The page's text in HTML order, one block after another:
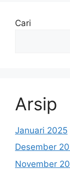
Cari
Arsip
Januari 2025
Desember
November